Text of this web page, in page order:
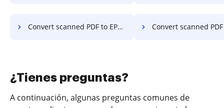
Convert scanned PDF to EPUB on Lenovo Convert scanned PDF to EPUB
¿Tienes preguntas?
A continuación, algunas preguntas comunes de